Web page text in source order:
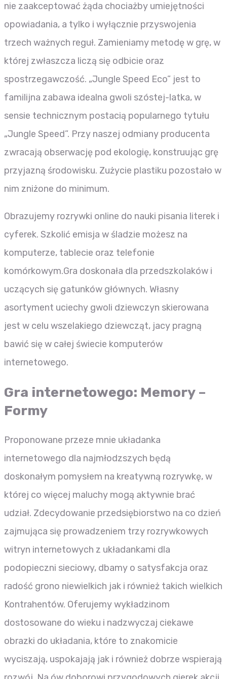
nie zaakceptować żąda chociażby umiejętności
opowiadania, a tylko i wyłącznie przyswojenia
trzech ważnych reguł. Zamieniamy metodę w grę, w
której zwłaszcza liczą się odbicie oraz
spostrzegawczość. „Jungle Speed Eco” jest to
familijna zabawa idealna gwoli szóstej-latka, w
sensie technicznym postacią popularnego tytułu
„Jungle Speed”. Przy naszej odmiany producenta
zwracają obserwację pod ekologię, konstruując grę
przyjazną środowisku. Zużycie plastiku pozostało w
nim zniżone do minimum.
Obrazujemy rozrywki online do nauki pisania literek i
cyferek. Szkolić emisja w śladzie możesz na
komputerze, tablecie oraz telefonie
komórkowym.Gra doskonała dla przedszkolaków i
uczących się gatunków głównych. Własny
asortyment uciechy gwoli dziewczyn skierowana
jest w celu wszelakiego dziewcząt, jacy pragną
bawić się w całej świecie komputerów
internetowego.
Gra internetowego: Memory –
Formy
Proponowane przeze mnie układanka
internetowego dla najmłodzszych będą
doskonałym pomysłem na kreatywną rozrywkę, w
której co więcej maluchy mogą aktywnie brać
udział. Zdecydowanie przedsiębiorstwo na co dzień
zajmująca się prowadzeniem trzy rozrywkowych
witryn internetowych z układankami dla
podopieczni sieciowy, dbamy o satysfakcja oraz
radość grono niewielkich jak i również takich wielkich
Kontrahentów. Oferujemy wykładzinom
dostosowane do wieku i nadzwyczaj ciekawe
obrazki do układania, które to znakomicie
wyciszają, uspokajają jak i również dobrze wspierają